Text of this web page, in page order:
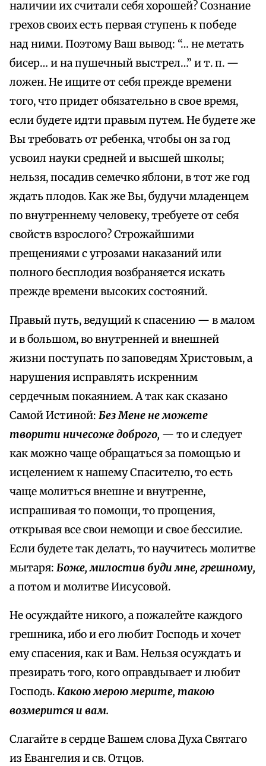
наличии их считали себя хорошей? Сознание
грехов своих есть первая ступень к победе
над ними. Поэтому Ваш вывод: “… не метать
бисер… и на пушечный выстрел…” и т. п. —
ложен. Не ищите от себя прежде времени
того, что придет обязательно в свое время,
если будете идти правым путем. Не будете же
Вы требовать от ребенка, чтобы он за год
усвоил науки средней и высшей школы;
нельзя, посадив семечко яблони, в тот же год
ждать плодов. Как же Вы, будучи младенцем
по внутреннему человеку, требуете от себя
свойств взрослого? Строжайшими
прещениями с угрозами наказаний или
полного бесплодия возбраняется искать
прежде времени высоких состояний.
Правый путь, ведущий к спасению — в малом
и в большом, во внутренней и внешней
жизни поступать по заповедям Христовым, а
нарушения исправлять искренним
сердечным покаянием. А так как сказано
Самой Истиной: Без Мене не можете
творити ничесоже доброго, — то и следует
как можно чаще обращаться за помощью и
исцелением к нашему Спасителю, то есть
чаще молиться внешне и внутренне,
испрашивая то помощи, то прощения,
открывая все свои немощи и свое бессилие.
Если будете так делать, то научитесь молитве
мытаря: Боже, милостив буди мне, грешному,
а потом и молитве Иисусовой.
Не осуждайте никого, а пожалейте каждого
грешника, ибо и его любит Господь и хочет
ему спасения, как и Вам. Нельзя осуждать и
презирать того, кого оправдывает и любит
Господь.Какою мерою мерите, такою
возмерится и вам.
Слагайте в сердце Вашем слова Духа Святаго
из Евангелия и св. Отцов.